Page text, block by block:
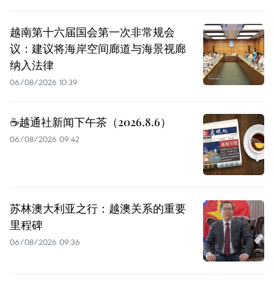
越南第十六届国会第一次非常规会
议：建议将海岸空间廊道与海景视廊
纳入法律
06/08/2026 10:39
☕️越通社新闻下午茶（2026.8.6）
06/08/2026 09:42
苏林澳大利亚之行：越澳关系的重要
里程碑
06/08/2026 09:36